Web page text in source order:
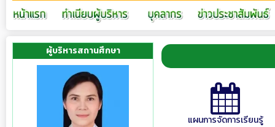
ผู้บริหารสถานศึกษา
แผนการจัดการเรียนรู้